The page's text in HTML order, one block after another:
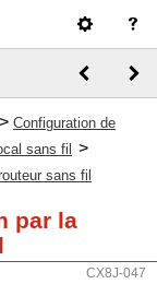
> Configuration de
sans fil >
sans fil
par la
CX8J-047